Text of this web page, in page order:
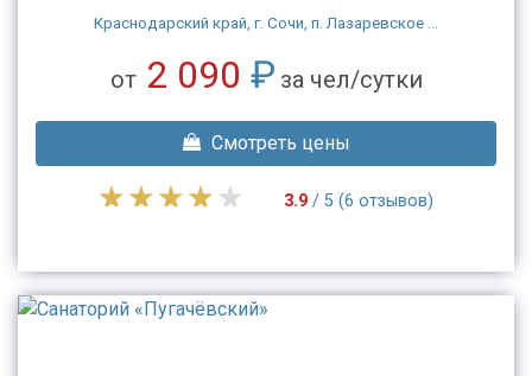
Краснодарский край, г. Сочи, п. Лазаревское ...
от 2 090 ₽ за чел/сутки
Смотреть цены
3.9/ 5 (6 отзывов)